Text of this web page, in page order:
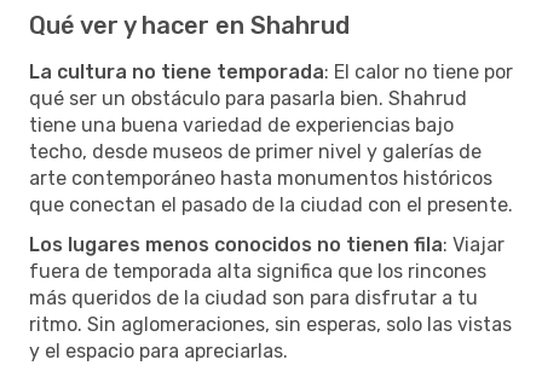
Qué ver y hacer en Shahrud
La cultura no tiene temporada: El calor no tiene por
qué ser un obstáculo para pasarla bien. Shahrud
tiene una buena variedad de experiencias bajo
techo, desde museos de primer nivel y galerías de
arte contemporáneo hasta monumentos históricos
que conectan el pasado de la ciudad con el presente.
Los lugares menos conocidos no tienen fila: Viajar
fuera de temporada alta significa que los rincones
más queridos de la ciudad son para disfrutar a tu
ritmo. Sin aglomeraciones, sin esperas, solo las vistas
y el espacio para apreciarlas.